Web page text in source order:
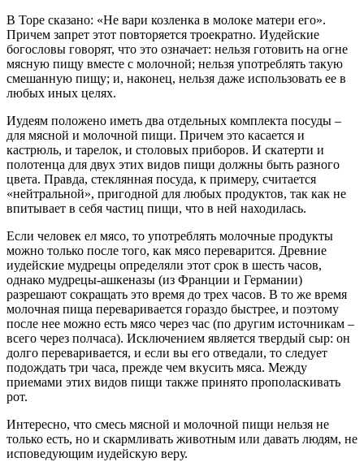
В Торе сказано: «Не вари козленка в молоке матери его».
Причем запрет этот повторяется троекратно. Иудейские
богословы говорят, что это означает: нельзя готовить на огне
мясную пищу вместе с молочной; нельзя употреблять такую
смешанную пищу; и, наконец, нельзя даже использовать ее в
любых иных целях.
Иудеям положено иметь два отдельных комплекта посуды –
для мясной и молочной пищи. Причем это касается и
кастрюль, и тарелок, и столовых приборов. И скатерти и
полотенца для двух этих видов пищи должны быть разного
цвета. Правда, стеклянная посуда, к примеру, считается
«нейтральной», пригодной для любых продуктов, так как не
впитывает в себя частиц пищи, что в ней находилась.
Если человек ел мясо, то употреблять молочные продукты
можно только после того, как мясо переварится. Древние
иудейские мудрецы определяли этот срок в шесть часов,
однако мудрецы-ашкеназы (из Франции и Германии)
разрешают сокращать это время до трех часов. В то же время
молочная пища переваривается гораздо быстрее, и поэтому
после нее можно есть мясо через час (по другим источникам –
всего через полчаса). Исключением является твердый сыр: он
долго переваривается, и если вы его отведали, то следует
подождать три часа, прежде чем вкусить мяса. Между
приемами этих видов пищи также принято прополаскивать
рот.
Интересно, что смесь мясной и молочной пищи нельзя не
только есть, но и скармливать животным или давать людям, не
исповедующим иудейскую веру.